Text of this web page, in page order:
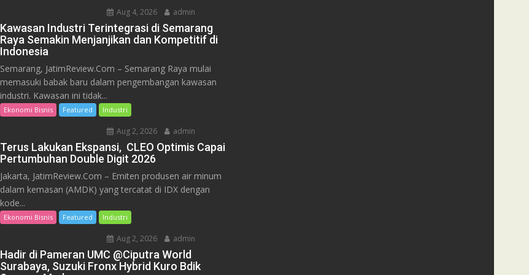
Aug 4, 2026 admin
Kawasan Industri Terintegrasi di Semarang
Raya Semakin Menjanjikan dan Kompetitif di
Indonesia
Semarang, JatimReview.Com – Semarang Raya mulai
memasuki babak baru dalam pengembangan kawasan
industri. Kawasan ini tidak...
Ekonomi Bisnis Featured Industri
Aug 2, 2026 admin
Terus Lakukan Ekspansi, CLEO Optimis Capai
Pertumbuhan Double Digit 2026
Jakarta, JatimReview.Com – Emiten produsen air minum
dalam kemasan (AMDK) yang tercatat di IDX dengan
kode...
Ekonomi Bisnis Featured Industri
Aug 2, 2026 admin
Hadir di Pameran UMC @Ciputra World
Surabaya, Suzuki Fronx Hybrid Kuro Bdik